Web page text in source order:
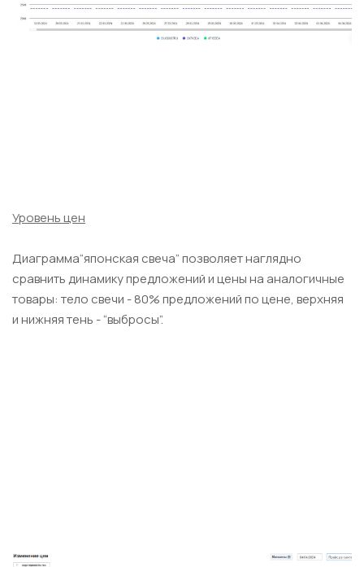
Уровень цен
Диаграмма“японская свеча” позволяет наглядно
сравнить динамику предложений и цены на аналогичные
товары: тело свечи - 80% предложений по цене, верхняя
и нижняя тень - “выбросы”.